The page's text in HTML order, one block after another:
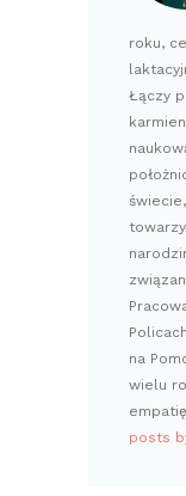
roku,
Łączy
na
wielu
posts